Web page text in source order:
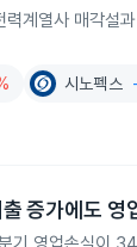
계열사 매각설
시노펙스
증가에도 영